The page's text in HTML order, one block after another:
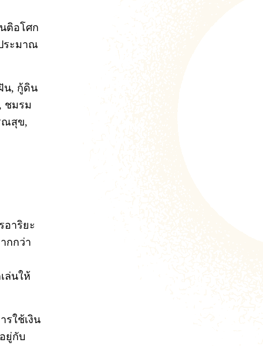
ติอโศก
ระมาณ
น, กู้ดิน
ชมรม
ณสุข,
าริยะ
กกว่า
ล่นให้
ใช้เงิน
ยู่กับ